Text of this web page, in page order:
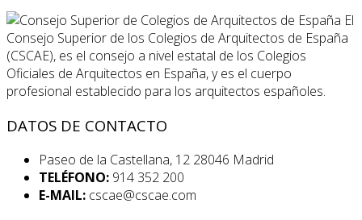
El
Consejo Superior de los Colegios de Arquitectos de España
(CSCAE), es el consejo a nivel estatal de los Colegios
Oficiales de Arquitectos en España, y es el cuerpo
profesional establecido para los arquitectos españoles.
DATOS DE CONTACTO
Paseo de la Castellana, 12 28046 Madrid
TELÉFONO: 914 352 200
E-MAIL: cscae@cscae.com